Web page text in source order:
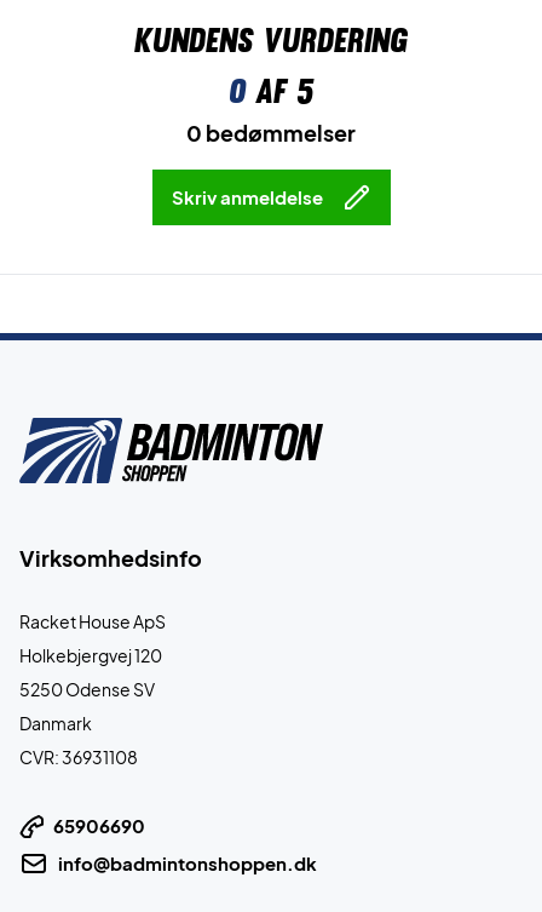
Kundens vurdering
0af 5
0 bedømmelser
Skriv anmeldelse
Virksomhedsinfo
Racket House ApS
Holkebjergvej 120
5250 Odense SV
Danmark
CVR: 36931108
65906690
info@badmintonshoppen.dk